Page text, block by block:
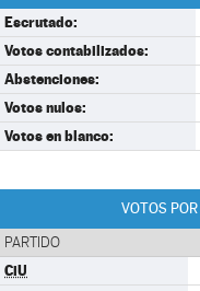
Escrutado:
Votos contabilizados:
Abstenciones:
Votos nulos:
Votos en blanco:
VOTOS
PARTIDO
CiU